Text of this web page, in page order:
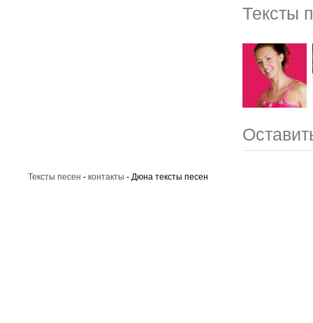
Тексты
Тексты песен - контакты - Дюна тексты песен